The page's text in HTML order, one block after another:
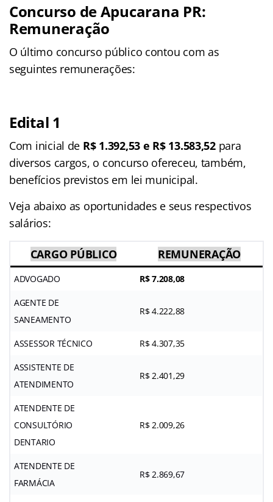
Concurso de Apucarana PR:
Remuneração
O último concurso público contou com as
seguintes remunerações:
Edital 1
Com inicial de R$ 1.392,53 e R$ 13.583,52 para
diversos cargos, o concurso ofereceu, também,
benefícios previstos em lei municipal.
Veja abaixo as oportunidades e seus respectivos
salários:
CARGO PÚBLICO REMUNERAÇÃO
ADVOGADO R$ 7.208,08
AGENTE DE
SANEAMENTO
R$ 4.222,88
ASSESSOR TÉCNICO R$ 4.307,35
ASSISTENTE DE
ATENDIMENTO
R$ 2.401,29
ATENDENTE DE
CONSULTÓRIO
DENTARIO
R$ 2.009,26
ATENDENTE DE
FARMÁCIA
R$ 2.869,67